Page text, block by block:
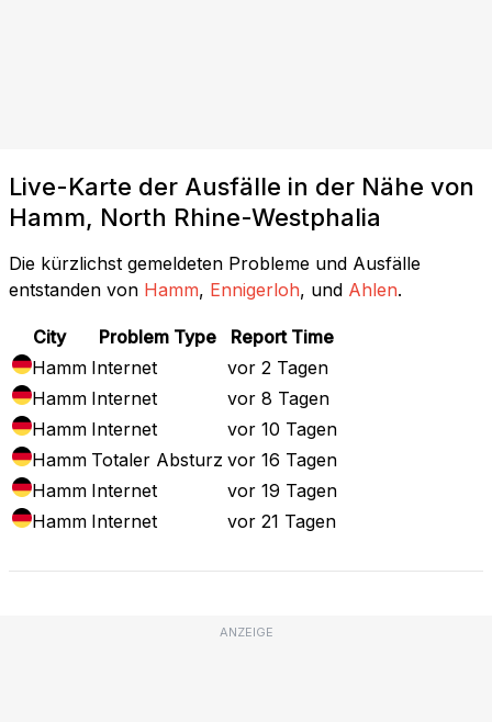
Live-Karte der Ausfälle in der Nähe von
Hamm, North Rhine-Westphalia
Die kürzlichst gemeldeten Probleme und Ausfälle
entstanden von Hamm, Ennigerloh, und Ahlen.
City Problem Type
Report Time
Hamm Internet
vor 2 Tagen
Hamm Internet
vor 8 Tagen
Hamm Internet
vor 10 Tagen
Hamm Totaler Absturz vor 16 Tagen
Hamm Internet
vor 19 Tagen
Hamm Internet vor 21 Tagen
ANZEIGE